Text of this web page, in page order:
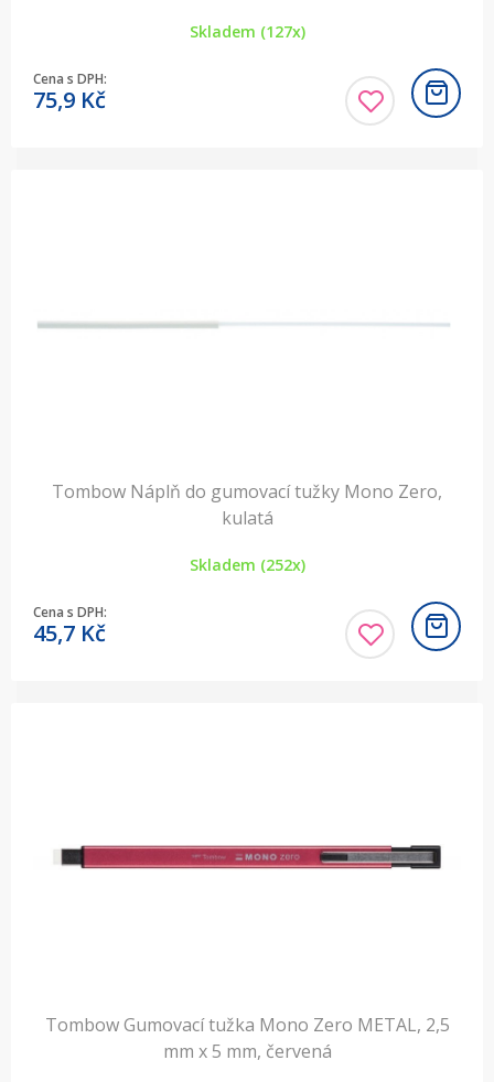
Skladem (127x)
Cena s DPH:
75,9 Kč
Tombow Náplň do gumovací tužky Mono Zero,
kulatá
Skladem (252x)
Cena s DPH:
45,7 Kč
Tombow Gumovací tužka Mono Zero METAL, 2,5
mm x 5 mm, červená